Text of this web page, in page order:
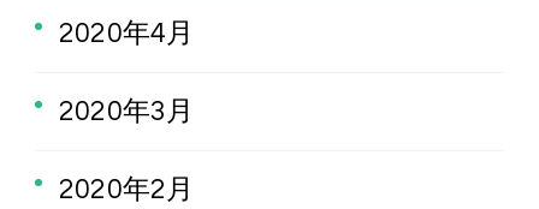
2020年4月
2020年3月
2020年2月